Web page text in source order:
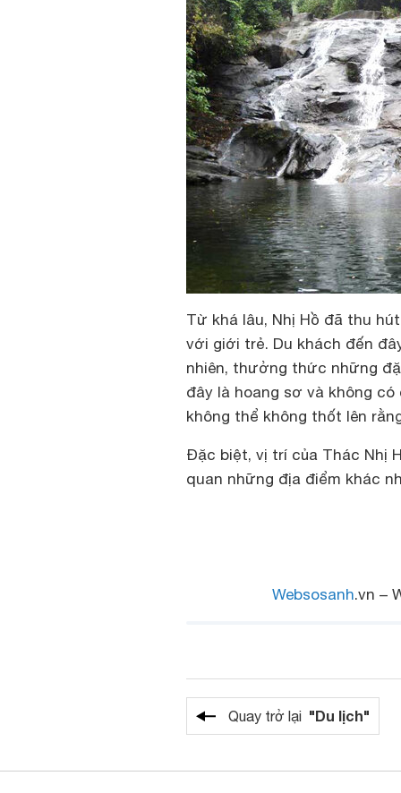
Từ khá lâu, Nhị Hồ đã thu
với giới trẻ. Du khách đến
nhiên, thưởng thức những
đây là hoang sơ và không
không thể không thốt lên
Đặc biệt, vị trí của Thác Nhị
quan những địa điểm khác
Websosanh.vn –
Quay trở lại "Du lịch"